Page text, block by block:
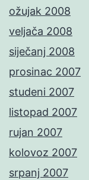
ožujak 2008
veljača 2008
siječanj 2008
prosinac 2007
studeni 2007
listopad 2007
rujan 2007
kolovoz 2007
srpanj 2007